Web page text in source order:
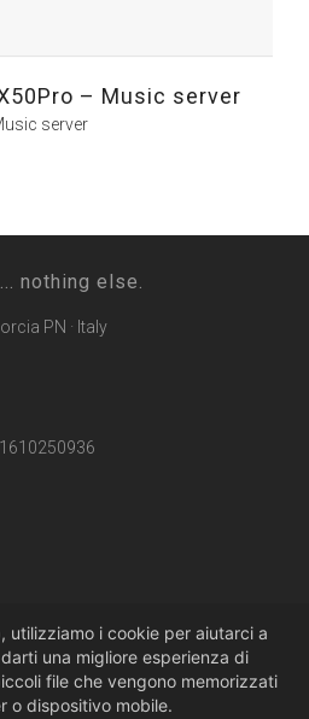
– Music server
server
nothing else.
PN · Italy
di Vendita
utilizziamo i cookie per aiutarci a
una migliore esperienza di
file che vengono memorizzati
o dispositivo mobile.